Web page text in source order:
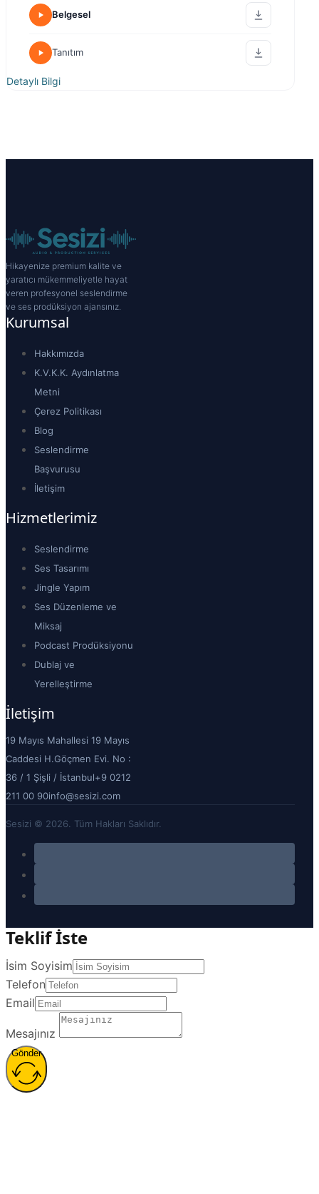
Belgesel
Tanıtım
Detaylı Bilgi
Hikayenize premium kalite ve
yaratıcı mükemmeliyetle hayat
veren profesyonel seslendirme
ve ses prodüksiyon ajansınız.
Kurumsal
Hakkımızda
K.V.K.K. Aydınlatma
Metni
Çerez Politikası
Blog
Seslendirme
Başvurusu
İletişim
Hizmetlerimiz
Seslendirme
Ses Tasarımı
Jingle Yapım
Ses Düzenleme ve
Miksaj
Podcast Prodüksiyonu
Dublaj ve
Yerelleştirme
İletişim
19 Mayıs Mahallesi 19 Mayıs
Caddesi H.Göçmen Evi. No :
36 / 1 Şişli / İstanbul+9 0212
211 00 90info@sesizi.com
Sesizi © 2026. Tüm Hakları Saklıdır.
Teklif İste
İsim Soyisim
Telefon
Email
Mesajınız
Gönder